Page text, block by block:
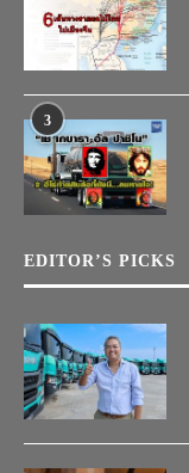
3
EDITOR’S PICKS